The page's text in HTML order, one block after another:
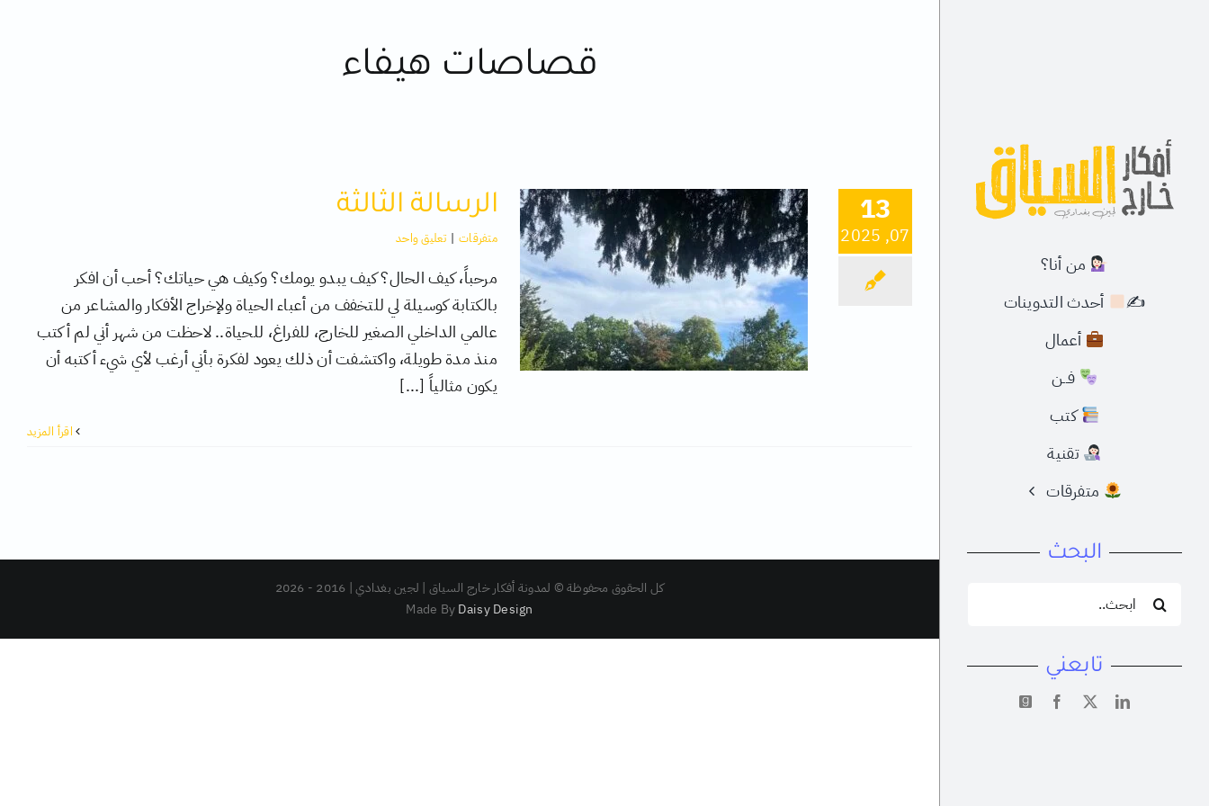
من أنا؟
✍
أحدث التدوينات
أعمال
فــن
كتب
تقنية
متفرقات
البحث
البحث
تابعني
قصاصات هيفاء
13
07, 2025
الرسالة الثالثة
متفرقات | تعليق واحد
مرحباً، كيف الحال؟ كيف يبدو يومك؟ وكيف هي حياتك؟ أحب أن افكر
بالكتابة كوسيلة لي للتخفف من أعباء الحياة ولإخراج الأفكار والمشاعر من
عالمي الداخلي الصغير للخارج، للفراغ، للحياة.. لاحظت من شهر أني لم أكتب
منذ مدة طويلة، واكتشفت أن ذلك يعود لفكرة بأني أرغب لأي شيء أكتبه أن
يكون مثالياً [...]
‫اقرأ المزيد
كل الحقوق محفوظة © لمدونة أفكار خارج السياق | لجين بغدادي | 2016 -
2026
Made ByDaisy Design